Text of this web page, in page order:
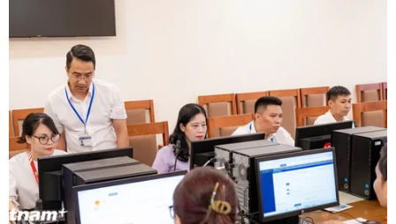
Trung Quốc phạt nhà sản xuất xe hơi Mỹ
vì hành vi độc quyền
14/12/2016 03:15
Ngày 14/12, tờ Nhật báo Trung Quốc đưa tin nước này
sẽ sớm tiến hành phạt một nhà sản xuất xe hơi Mỹ,